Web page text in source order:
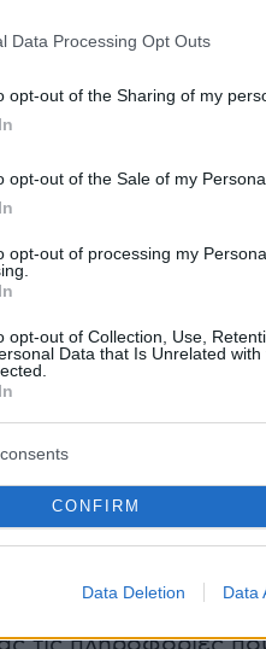
Data Processing Opt Outs
opt-out of the Sharing of my
opt-out of the Sale of my
opt-out of processing my
opt-out of Collection, Use,
Data that Is Unrelated
CONFIRM
Data Deletion Data
Συνεργασίας του
πολέμου ΗΠΑ-
προέτρεψε τα
εικασίες σχετικά
ότι η Τεχεράνη θα
εν ευθέτω
διαφανή προσέγγιση
Είναι
δεν έχουν καμία
γραπτώς
ανάρτησή του στα